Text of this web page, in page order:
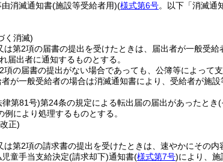
消滅通知書(施設等受給者用)(様式第6号。以下「消滅通
く消滅)
第2項の届書の提出を受けたときは、届出者が一般受
届出者に通知するものとする。
の届書の提出がない場合であっても、公簿等によって
が一般受給者の場合は消滅通知書により、受給者が施
第81号)第24条の規定による転出届の届出があったとき(
例により処理するものとする。
正)
第2項の請求書の提出を受けたときは、速やかにその
童手当支給決定(請求却下)通知書(様式第7号)により、